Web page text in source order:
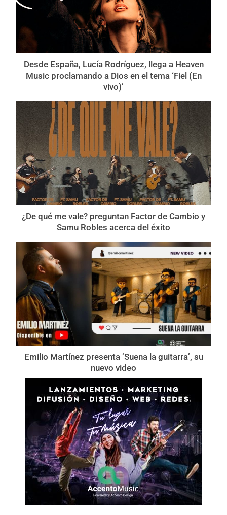
Desde España, Lucía Rodríguez, llega a Heaven
Music proclamando a Dios en el tema ‘Fiel (En
vivo)’
¿De qué me vale? preguntan Factor de Cambio y
Samu Robles acerca del éxito
Emilio Martínez presenta ‘Suena la guitarra’, su
nuevo video